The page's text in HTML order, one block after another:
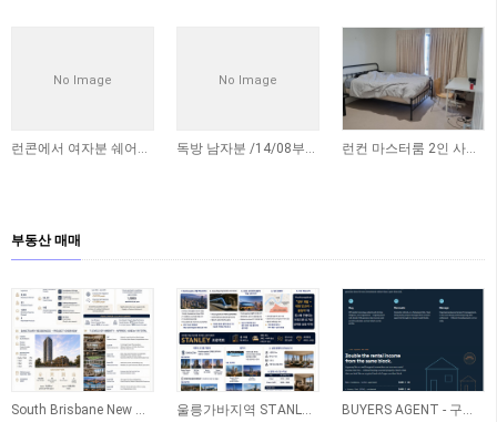
No Image
런콘에서 여자분 쉐어생 구합니다.
No Image
독방 남자분 /14/08부터 가능/깨끗하고 조용한 테넌트들만 살고 있음 런컨 마스터룸 2인 사실분 구합니다!! 8/17부터
부동산 매매
South Brisbane New APT 소개 울릉가바지역 STANLEY 신축아파트 BUYERS AGENT - 구매 - 레노베이션 - 렌트관리 ONE STOP SERVICE